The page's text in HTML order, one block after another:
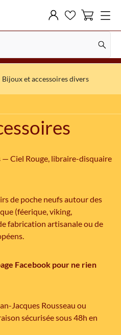
Bijoux et accessoires divers
— Ciel Rouge, libraire-disquaire
de poche neufs autour des
(féerique, viking,
fabrication artisanale ou de
Facebook pour ne rien
Jacques Rousseau ou
sécurisée sous 48h en